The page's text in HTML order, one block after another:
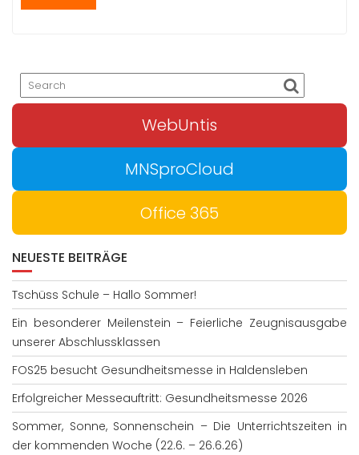
WebUntis
MNSproCloud
Office 365
NEUESTE BEITRÄGE
Tschüss Schule – Hallo Sommer!
Ein besonderer Meilenstein – Feierliche Zeugnisausgabe
unserer Abschlussklassen
FOS25 besucht Gesundheitsmesse in Haldensleben
Erfolgreicher Messeauftritt: Gesundheitsmesse 2026
Sommer, Sonne, Sonnenschein – Die Unterrichtszeiten in
der kommenden Woche (22.6. – 26.6.26)